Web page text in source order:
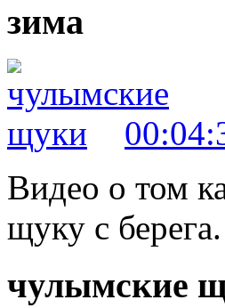
зима
Видео о том
щуку с берега.
чулымские